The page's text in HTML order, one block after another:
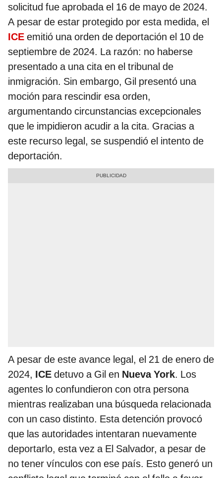
solicitud fue aprobada el 16 de mayo de 2024.
A pesar de estar protegido por esta medida, el
ICE emitió una orden de deportación el 10 de
septiembre de 2024. La razón: no haberse
presentado a una cita en el tribunal de
inmigración. Sin embargo, Gil presentó una
moción para rescindir esa orden,
argumentando circunstancias excepcionales
que le impidieron acudir a la cita. Gracias a
este recurso legal, se suspendió el intento de
deportación.
A pesar de este avance legal, el 21 de enero de
2024, ICE detuvo a Gil en Nueva York. Los
agentes lo confundieron con otra persona
mientras realizaban una búsqueda relacionada
con un caso distinto. Esta detención provocó
que las autoridades intentaran nuevamente
deportarlo, esta vez a El Salvador, a pesar de
no tener vínculos con ese país. Esto generó un